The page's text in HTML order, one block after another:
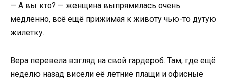
— А вы кто? — женщина выпрямилась очень
медленно, всё ещё прижимая к животу чью-то дутую
жилетку.
Вера перевела взгляд на свой гардероб. Там, где ещё
неделю назад висели её летние плащи и офисные